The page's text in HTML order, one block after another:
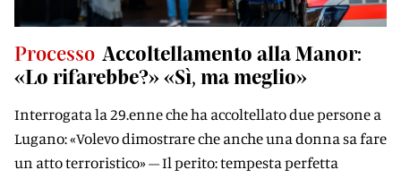
Processo Accoltellamento alla Manor:
«Lo rifarebbe?» «Sì, ma meglio»
Interrogata la 29.enne che ha accoltellato due persone a
Lugano: «Volevo dimostrare che anche una donna sa fare
un atto terroristico» – Il perito: tempesta perfetta